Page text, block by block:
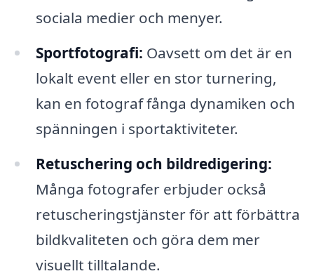
sociala medier och menyer.
Sportfotografi: Oavsett om det är en
lokalt event eller en stor turnering,
kan en fotograf fånga dynamiken och
spänningen i sportaktiviteter.
Retuschering och bildredigering:
Många fotografer erbjuder också
retuscheringstjänster för att förbättra
bildkvaliteten och göra dem mer
visuellt tilltalande.